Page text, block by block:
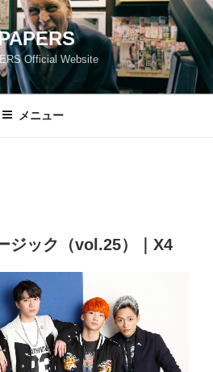
Official Website
メニュー
ジック（vol.25）｜X4